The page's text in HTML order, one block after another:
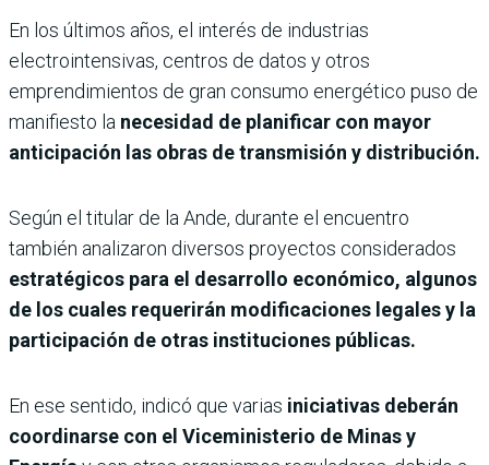
En los últimos años, el interés de industrias
electrointensivas, centros de datos y otros
emprendimientos de gran consumo energético puso de
manifiesto la necesidad de planificar con mayor
anticipación las obras de transmisión y distribución.
Según el titular de la Ande, durante el encuentro
también analizaron diversos proyectos considerados
estratégicos para el desarrollo económico, algunos
de los cuales requerirán modificaciones legales y la
participación de otras instituciones públicas.
En ese sentido, indicó que varias iniciativas deberán
coordinarse con el Viceministerio de Minas y